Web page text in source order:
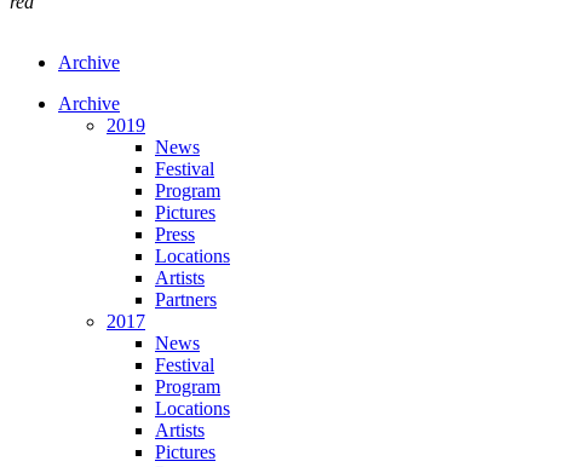
Archive
Archive
2019
News
Festival
Program
Pictures
Press
Locations
Artists
Partners
2017
News
Festival
Program
Locations
Artists
Pictures